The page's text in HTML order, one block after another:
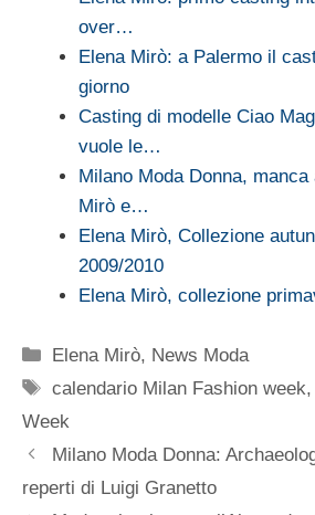
over…
Elena Mirò: a Palermo il
giorno
Casting di modelle Ciao
vuole le…
Milano Moda Donna,
Mirò e…
Elena Mirò, Collezione
2009/2010
Elena Mirò, collezione
Categorie
Elena Mirò, News Moda
Tag
calendario Milan Fashion week,
Week
Milano Moda Donna:
reperti di Luigi Granetto